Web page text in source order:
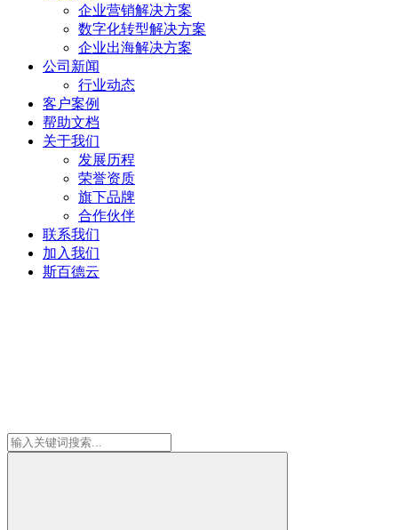
企业营销解决方案
数字化转型解决方案
企业出海解决方案
公司新闻
行业动态
客户案例
帮助文档
关于我们
发展历程
荣誉资质
旗下品牌
合作伙伴
联系我们
加入我们
斯百德云